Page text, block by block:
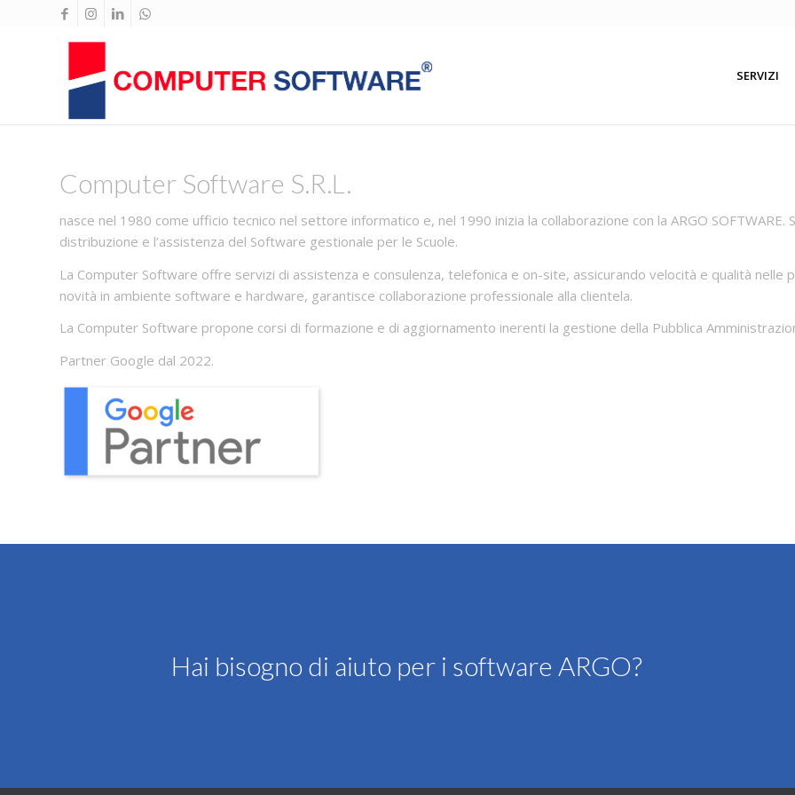
SERVIZI
Computer Software S.R.L.
nasce nel 1980 come ufficio tecnico nel settore informatico e, nel 1990 inizia la collaborazione con la ARGO SOFTWARE.
distribuzione e l’assistenza del Software gestionale per le Scuole.
La Computer Software offre servizi di assistenza e consulenza, telefonica e on-site, assicurando velocità e qualità
novità in ambiente software e hardware, garantisce collaborazione professionale alla clientela.
La Computer Software propone corsi di formazione e di aggiornamento inerenti la gestione della Pubblica
Partner Google dal 2022.
Hai bisogno di aiuto per i software ARGO?